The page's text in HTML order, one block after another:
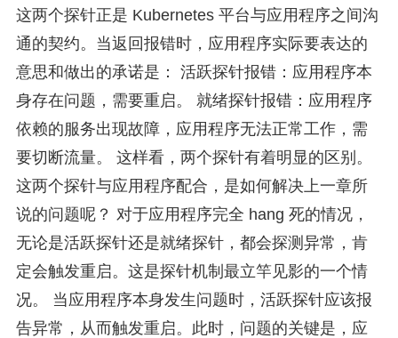
这两个探针正是 Kubernetes 平台与应用程序之间沟
通的契约。当返回报错时，应用程序实际要表达的
意思和做出的承诺是： 活跃探针报错：应用程序本
身存在问题，需要重启。 就绪探针报错：应用程序
依赖的服务出现故障，应用程序无法正常工作，需
要切断流量。 这样看，两个探针有着明显的区别。
这两个探针与应用程序配合，是如何解决上一章所
说的问题呢？ 对于应用程序完全 hang 死的情况，
无论是活跃探针还是就绪探针，都会探测异常，肯
定会触发重启。这是探针机制最立竿见影的一个情
况。 当应用程序本身发生问题时，活跃探针应该报
告异常，从而触发重启。此时，问题的关键是，应